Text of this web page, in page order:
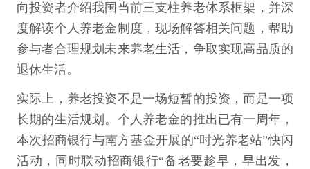
向投资者介绍我国当前三支柱养老体系框架，并深
度解读个人养老金制度，现场解答相关问题，帮助
参与者合理规划未来养老生活，争取实现高品质的
退休生活。
实际上，养老投资不是一场短暂的投资，而是一项
长期的生活规划。个人养老金的推出已有一周年，
本次招商银行与南方基金开展的“时光养老站”快闪
活动，同时联动招商银行“备老要趁早，早出发，